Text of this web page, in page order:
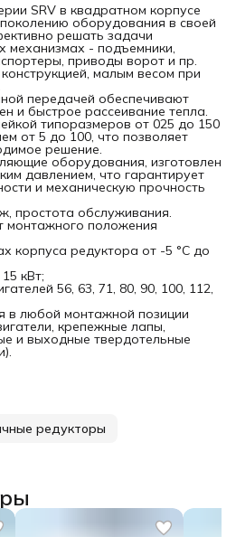
SRV в квадратном корпусе
оборудования в своей
решать задачи
механизмах - подъемники,
приводы ворот и пр.
малым весом при
передачей обеспечивают
и быстрое рассеивание тепла.
типоразмеров от 025 до 150
от 5 до 100, что позволяет
решение.
оборудования, изготовлен
давлением, что гарантирует
и механическую прочность
простота обслуживания.
монтажного положения
корпуса редуктора от -5 °C до
кВт;
56, 63, 71, 80, 90, 100, 112,
в любой монтажной позиции
крепежные лапы,
и выходные твердотельные
редукторы